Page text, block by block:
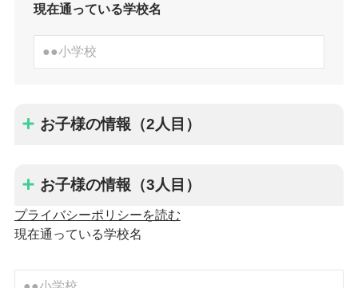
現在通っている学校名
お子様の情報（2人目）
お子様の情報（3人目）
プライバシーポリシーを読む
現在通っている学校名